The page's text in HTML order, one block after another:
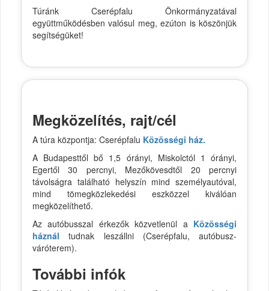
Túránk Cserépfalu Önkormányzatával
együttműködésben valósul meg, ezúton is köszönjük
segítségüket!
Megközelítés, rajt/cél
A túra központja: Cserépfalu Közösségi ház.
A Budapesttől bő 1,5 órányi, Miskolctól 1 órányi,
Egertől 30 percnyi, Mezőkövesdtől 20 percnyi
távolságra található helyszín mind személyautóval,
mind tömegközlekedési eszközzel kiválóan
megközelíthető.
Az autóbusszal érkezők közvetlenül a Közösségi
háznál tudnak leszállni (Cserépfalu, autóbusz-
váróterem).
További infók